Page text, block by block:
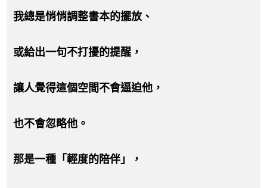
我總是悄悄調整書本的擺放、
或給出一句不打擾的提醒，
讓人覺得這個空間不會逼迫他，
也不會忽略他。
那是一種「輕度的陪伴」，